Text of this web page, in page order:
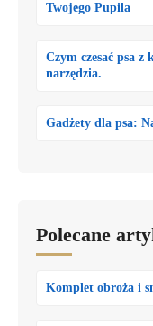
Twojego Pupila
Czym czesać psa z
narzędzia.
Gadżety dla psa:
Polecane
Komplet obroża i